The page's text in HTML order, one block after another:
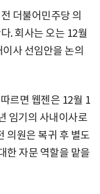
더불어민주당 의
. 회사는 오는 12월
사 선임안을 논의
르면 웹젠은 12월 1
임기의 사내이사로
의원은 복귀 후 별도
한 자문 역할을 맡을